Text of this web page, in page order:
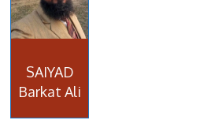
SAIYAD
Barkat Ali